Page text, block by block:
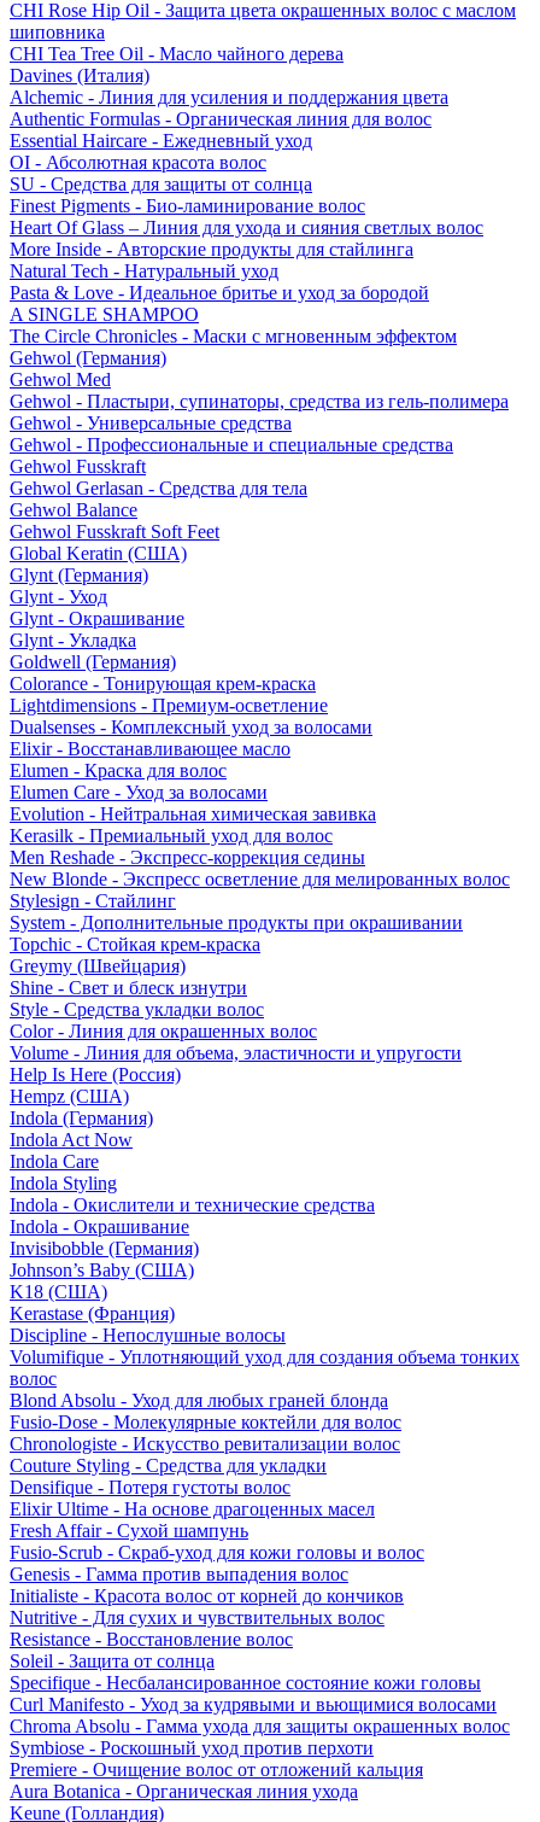
CHI Rose Hip Oil - Защита цвета окрашенных волос с маслом
шиповника
CHI Tea Tree Oil - Масло чайного дерева
Davines (Италия)
Alchemic - Линия для усиления и поддержания цвета
Authentic Formulas - Органическая линия для волос
Essential Haircare - Eжедневный уход
OI - Абсолютная красота волос
SU - Средства для защиты от солнца
Finest Pigments - Био-ламинирование волос
Heart Of Glass – Линия для ухода и сияния светлых волос
More Inside - Авторские продукты для стайлинга
Natural Tech - Натуральный уход
Pasta & Love - Идеальное бритье и уход за бородой
A SINGLE SHAMPOO
The Circle Chronicles - Маски с мгновенным эффектом
Gehwol (Германия)
Gehwol Med
Gehwol - Пластыри, супинаторы, средства из гель-полимера
Gehwol - Универсальные средства
Gehwol - Профессиональные и специальные средства
Gehwol Fusskraft
Gehwol Gerlasan - Средства для тела
Gehwol Balance
Gehwol Fusskraft Soft Feet
Global Keratin (США)
Glynt (Германия)
Glynt - Уход
Glynt - Окрашивание
Glynt - Укладка
Goldwell (Германия)
Colorance - Тонирующая крем-краска
Lightdimensions - Премиум-осветление
Dualsenses - Комплексный уход за волосами
Elixir - Восстанавливающее масло
Elumen - Краска для волос
Elumen Care - Уход за волосами
Evolution - Нейтральная химическая завивка
Kerasilk - Премиальный уход для волос
Men Reshade - Экспресс-коррекция седины
New Blonde - Экспресс осветление для мелированных волос
Stylesign - Стайлинг
System - Дополнительные продукты при окрашивании
Topchic - Стойкая крем-краска
Greymy (Швейцария)
Shine - Свет и блеск изнутри
Style - Средства укладки волос
Color - Линия для окрашенных волос
Volume - Линия для объема, эластичности и упругости
Help Is Here (Россия)
Hempz (США)
Indola (Германия)
Indola Act Now
Indola Care
Indola Styling
Indola - Окислители и технические средства
Indola - Окрашивание
Invisibobble (Германия)
Johnson’s Baby (США)
K18 (США)
Kerastase (Франция)
Discipline - Непослушные волосы
Volumifique - Уплотняющий уход для создания объема тонких
волос
Blond Absolu - Уход для любых граней блонда
Fusio-Dose - Молекулярные коктейли для волос
Chronologiste - Искусство ревитализации волос
Couture Styling - Средства для укладки
Densifique - Потеря густоты волос
Elixir Ultime - На основе драгоценных масел
Fresh Affair - Сухой шампунь
Fusio-Scrub - Скраб-уход для кожи головы и волос
Genesis - Гамма против выпадения волос
Initialiste - Красота волос от корней до кончиков
Nutritive - Для сухих и чувствительных волос
Resistance - Восстановление волос
Soleil - Защита от солнца
Specifique - Несбалансированное состояние кожи головы
Curl Manifesto - Уход за кудрявыми и вьющимися волосами
Chroma Absolu - Гамма ухода для защиты окрашенных волос
Symbiose - Роскошный уход против перхоти
Premiere - Очищение волос от отложений кальция
Aura Botanica - Органическая линия ухода
Keune (Голландия)